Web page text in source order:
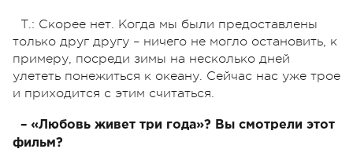
Т.: Скорее нет. Когда мы были предоставлены
только друг другу – ничего не могло остановить, к
примеру, посреди зимы на несколько дней
улететь понежиться к океану. Сейчас нас уже трое
и приходится с этим считаться.
– «Любовь живет три года»? Вы смотрели этот
фильм?